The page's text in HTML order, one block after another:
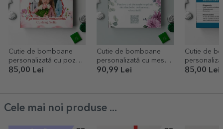
Cutie de bomboane
personalizată cu poză
și mesaj - Mărțișor
85,00 Lei
Cutie de bomboane
personalizată cu mesaj
și cod QR - Flori
90,99 Lei
Cutie de
-
85,00 Lei
Cele mai noi produse ...